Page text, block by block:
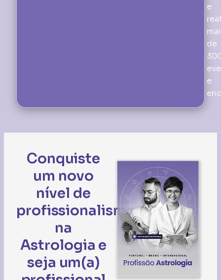
e
de
e
Conquiste
um novo
nível de
profissionalismo
na
Astrologia e
seja um(a)